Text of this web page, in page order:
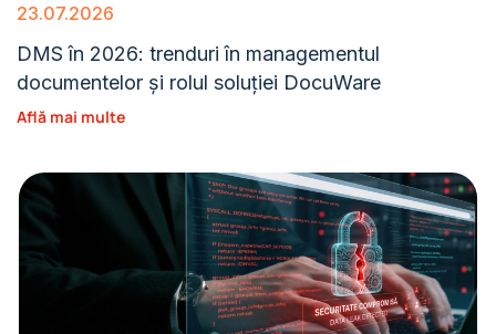
23.07.2026
DMS în 2026: trenduri în managementul
documentelor și rolul soluției DocuWare
Află mai multe